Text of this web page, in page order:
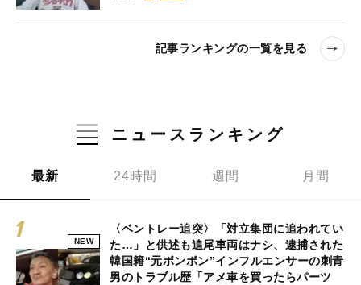
記事ランキングの一覧を見る
ニュースランキング
最新 24時間 週間 月間
NEW
〈ベントレー追突〉「対立集団に追われてい
た…」と供述も追尾車両はナシ、逮捕された
韓国籍“元ボンボン”インフルエンサーの刺青
男のトラブル歴「アメ車を買ったらパーツ